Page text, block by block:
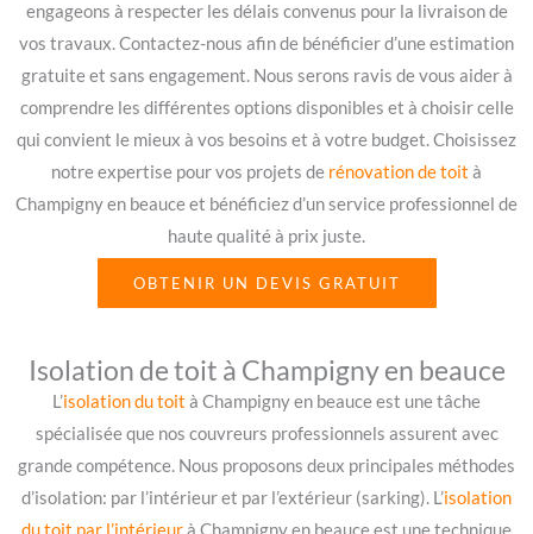
engageons à respecter les délais convenus pour la livraison de
vos travaux. Contactez-nous afin de bénéficier d’une estimation
gratuite et sans engagement. Nous serons ravis de vous aider à
comprendre les différentes options disponibles et à choisir celle
qui convient le mieux à vos besoins et à votre budget. Choisissez
notre expertise pour vos projets de rénovation de toit à
Champigny en beauce et bénéficiez d’un service professionnel de
haute qualité à prix juste.
OBTENIR UN DEVIS GRATUIT
Isolation de toit à Champigny en beauce
L’isolation du toit à Champigny en beauce est une tâche
spécialisée que nos couvreurs professionnels assurent avec
grande compétence. Nous proposons deux principales méthodes
d’isolation: par l’intérieur et par l’extérieur (sarking). L’isolation